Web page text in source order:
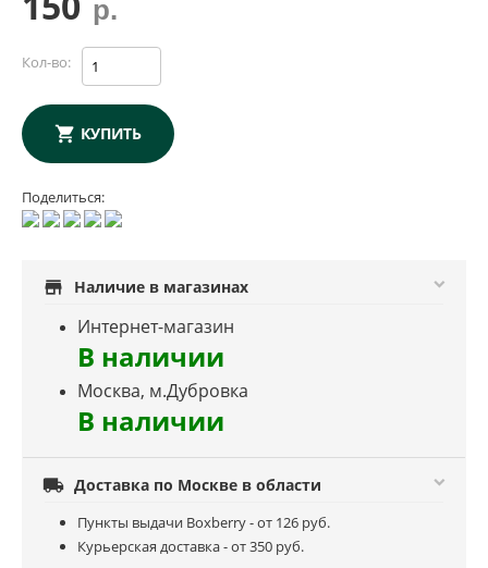
р.
Кол-во:
КУПИТЬ
Поделиться:
store Наличие в магазинах
Интернет-магазин
В наличии
Москва, м.Дубровка
В наличии
 Доставка по Москве в области
Пункты выдачи Boxberry - от 126 руб.
Курьерская доставка - от 350 руб.